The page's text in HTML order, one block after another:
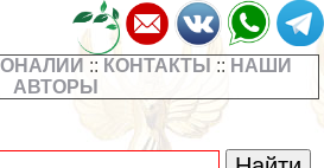
:: КОНТАКТЫ :: НАШИ
АВТОРЫ